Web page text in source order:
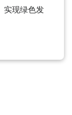
实现绿色发